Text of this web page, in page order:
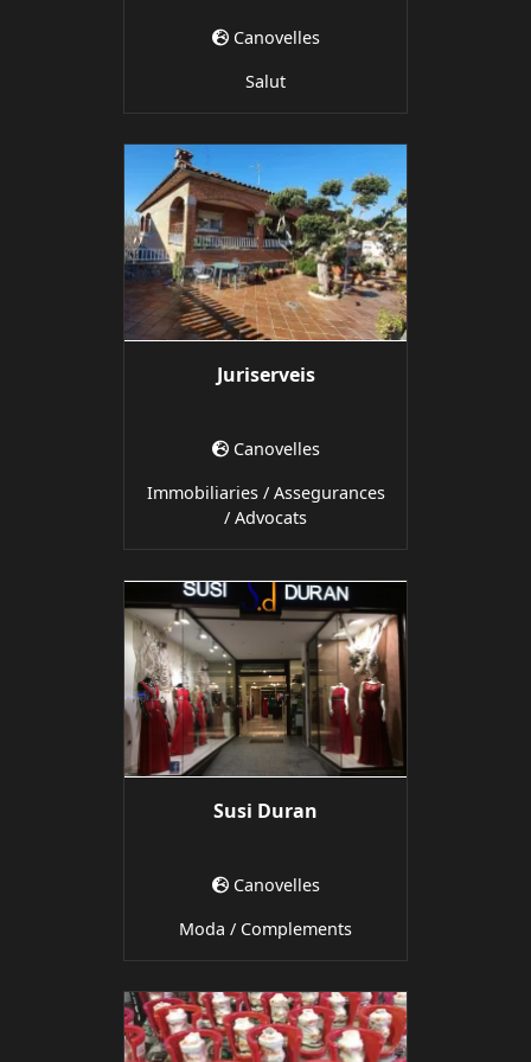
Canovelles
Salut
Juriserveis
Canovelles
Immobiliaries / Assegurances
/ Advocats
Susi Duran
Canovelles
Moda / Complements